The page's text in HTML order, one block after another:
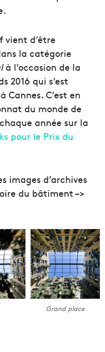
d’être
la catégorie
à l’occasion de la
2016 qui s’est
Cannes. C’est en
du monde de
année sur la
pour le Prix du
images d’archives
du bâtiment –>
Grand place